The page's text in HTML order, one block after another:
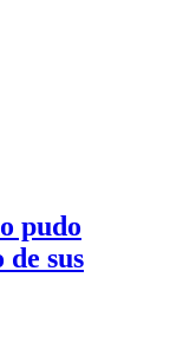
pudo
sus